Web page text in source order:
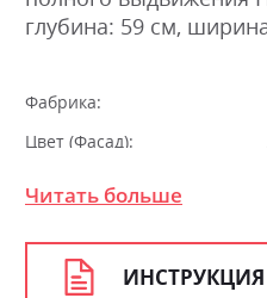
глубина: 59 см,
Фабрика:
Цвет (Фасад):
Стиль
Читать больше